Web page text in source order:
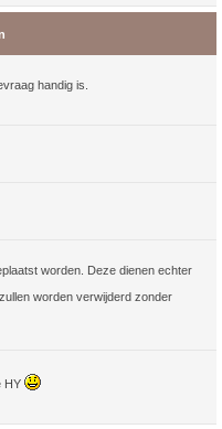
handig is.
worden. Deze dienen echter
worden verwijderd zonder
HY